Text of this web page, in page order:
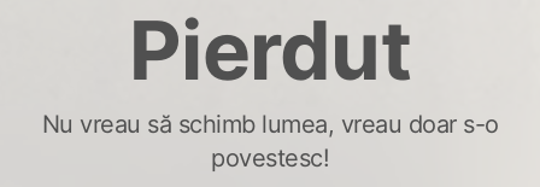
Pierdut
Nu vreau să schimb lumea, vreau doar s-o
povestesc!